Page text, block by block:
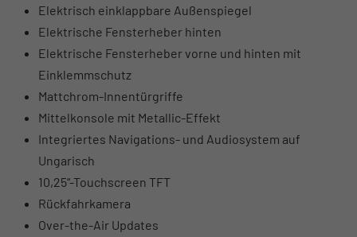
Elektrisch einklappbare Außenspiegel
Elektrische Fensterheber hinten
Elektrische Fensterheber vorne und hinten mit
Einklemmschutz
Mattchrom-Innentürgriffe
Mittelkonsole mit Metallic-Effekt
Integriertes Navigations- und Audiosystem auf
Ungarisch
10,25“-Touchscreen TFT
Rückfahrkamera
Over-the-Air Updates